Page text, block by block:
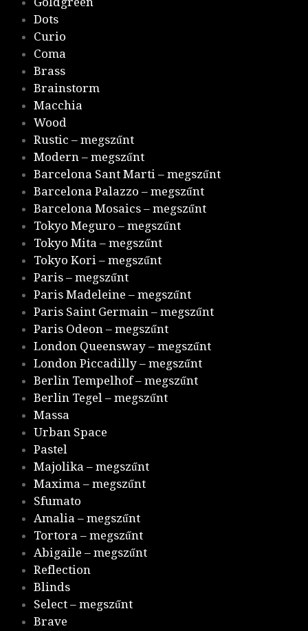
Dots
Curio
Coma
Brass
Brainstorm
Macchia
Wood
Rustic – megszűnt
Modern – megszűnt
Barcelona Sant Marti – megszűnt
Barcelona Palazzo – megszűnt
Barcelona Mosaics – megszűnt
Tokyo Meguro – megszűnt
Tokyo Mita – megszűnt
Tokyo Kori – megszűnt
Paris – megszűnt
Paris Madeleine – megszűnt
Paris Saint Germain – megszűnt
Paris Odeon – megszűnt
London Queensway – megszűnt
London Piccadilly – megszűnt
Berlin Tempelhof – megszűnt
Berlin Tegel – megszűnt
Massa
Urban Space
Pastel
Majolika – megszűnt
Maxima – megszűnt
Sfumato
Amalia – megszűnt
Tortora – megszűnt
Abigaile – megszűnt
Reflection
Blinds
Select – megszűnt
Brave